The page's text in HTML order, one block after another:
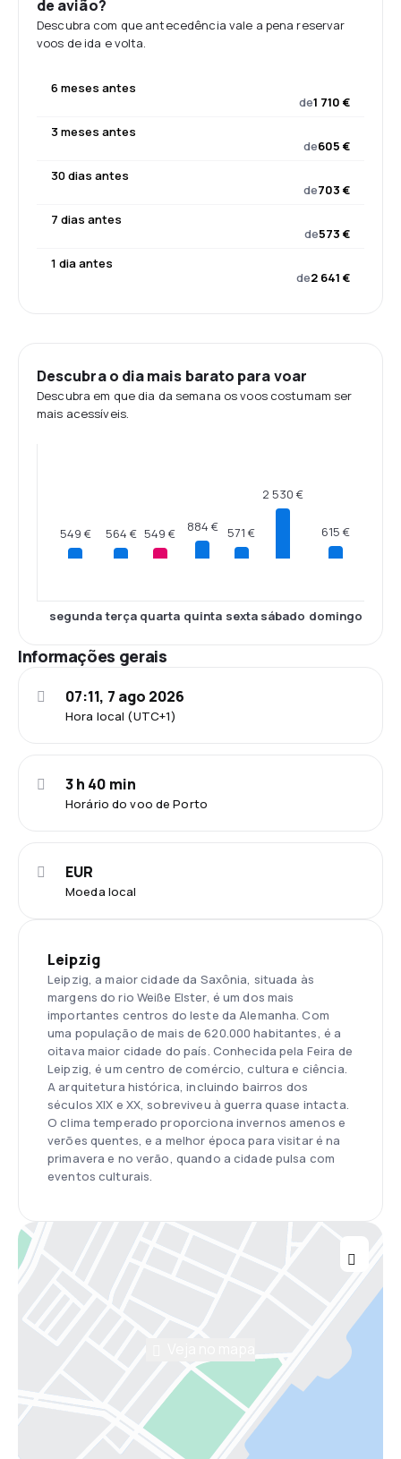
de avião?
Descubra com que antecedência vale a pena reservar
voos de ida e volta.
6 meses antes
de1 710 €
3 meses antes
de605 €
30 dias antes
de703 €
7 dias antes
de573 €
1 dia antes
de2 641 €
Descubra o dia mais barato para voar
Descubra em que dia da semana os voos costumam ser
mais acessíveis.
549 €
segunda
564 €
terça
549 €
quarta
884 €
quinta
571 €
sexta
2 530 €
sábado
615 €
domingo
Informações gerais
Hora local (UTC+1)
07:11, 7 ago 2026
Horário do voo de Porto
3 h 40 min
Moeda local
EUR
Leipzig
Leipzig, a maior cidade da Saxônia, situada às
margens do rio Weiße Elster, é um dos mais
importantes centros do leste da Alemanha. Com
uma população de mais de 620.000 habitantes, é a
oitava maior cidade do país. Conhecida pela Feira de
Leipzig, é um centro de comércio, cultura e ciência.
A arquitetura histórica, incluindo bairros dos
séculos XIX e XX, sobreviveu à guerra quase intacta.
O clima temperado proporciona invernos amenos e
verões quentes, e a melhor época para visitar é na
primavera e no verão, quando a cidade pulsa com
eventos culturais.